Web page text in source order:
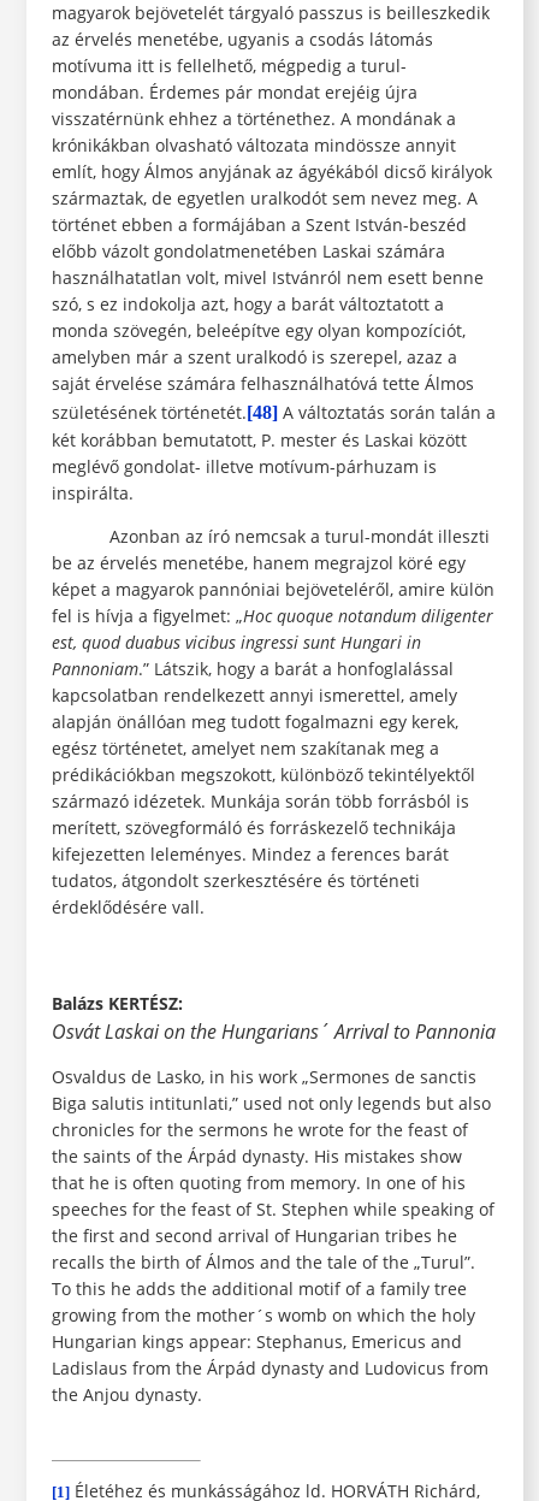
magyarok bejövetelét tárgyaló passzus is beilleszkedik
az érvelés menetébe, ugyanis a csodás látomás
motívuma itt is fellelhető, mégpedig a turul-
mondában. Érdemes pár mondat erejéig újra
visszatérnünk ehhez a történethez. A mondának a
krónikákban olvasható változata mindössze annyit
említ, hogy Álmos anyjának az ágyékából dicső királyok
származtak, de egyetlen uralkodót sem nevez meg. A
történet ebben a formájában a Szent István-beszéd
előbb vázolt gondolatmenetében Laskai számára
használhatatlan volt, mivel Istvánról nem esett benne
szó, s ez indokolja azt, hogy a barát változtatott a
monda szövegén, beleépítve egy olyan kompozíciót,
amelyben már a szent uralkodó is szerepel, azaz a
saját érvelése számára felhasználhatóvá tette Álmos
születésének történetét.[48]A változtatás során talán a
két korábban bemutatott, P. mester és Laskai között
meglévő gondolat- illetve motívum-párhuzam is
inspirálta.
Azonban az író nemcsak a turul-mondát illeszti
be az érvelés menetébe, hanem megrajzol köré egy
képet a magyarok pannóniai bejöveteléről, amire külön
fel is hívja a figyelmet: „Hoc quoque notandum diligenter
est, quod duabus vicibus ingressi sunt Hungari in
Pannoniam.” Látszik, hogy a barát a honfoglalással
kapcsolatban rendelkezett annyi ismerettel, amely
alapján önállóan meg tudott fogalmazni egy kerek,
egész történetet, amelyet nem szakítanak meg a
prédikációkban megszokott, különböző tekintélyektől
származó idézetek. Munkája során több forrásból is
merített, szövegformáló és forráskezelő technikája
kifejezetten leleményes. Mindez a ferences barát
tudatos, átgondolt szerkesztésére és történeti
érdeklődésére vall.
Balázs KERTÉSZ:
Osvát Laskai on the Hungarians´ Arrival to Pannonia
Osvaldus de Lasko, in his work „Sermones de sanctis
Biga salutis intitunlati,” used not only legends but also
chronicles for the sermons he wrote for the feast of
the saints of the Árpád dynasty. His mistakes show
that he is often quoting from memory. In one of his
speeches for the feast of St. Stephen while speaking of
the first and second arrival of Hungarian tribes he
recalls the birth of Álmos and the tale of the „Turul”.
To this he adds the additional motif of a family tree
growing from the mother´s womb on which the holy
Hungarian kings appear: Stephanus, Emericus and
Ladislaus from the Árpád dynasty and Ludovicus from
the Anjou dynasty.
[1]Életéhez és munkásságához ld. HORVÁTH Richárd,